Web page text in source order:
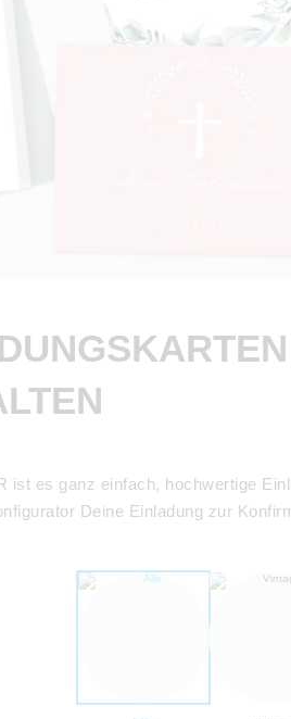
ist es ganz einfach, hochwertige
Deine Einladung zur